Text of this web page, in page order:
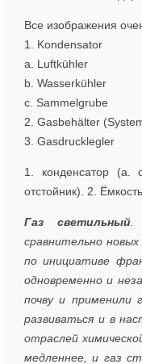
Все изображения
1. Kondensator
a. Luftkühler
b. Wasserkühler
c. Sammelgrube
2. Gasbehälter
3. Gasdrucklegler
1. конденсатор (а.
oтстойник). 2.
Газ светильный.
сравнительно
по инициативе
одновременно и
почву и применили
развиваться и в
отраслей
медленнее, и газ